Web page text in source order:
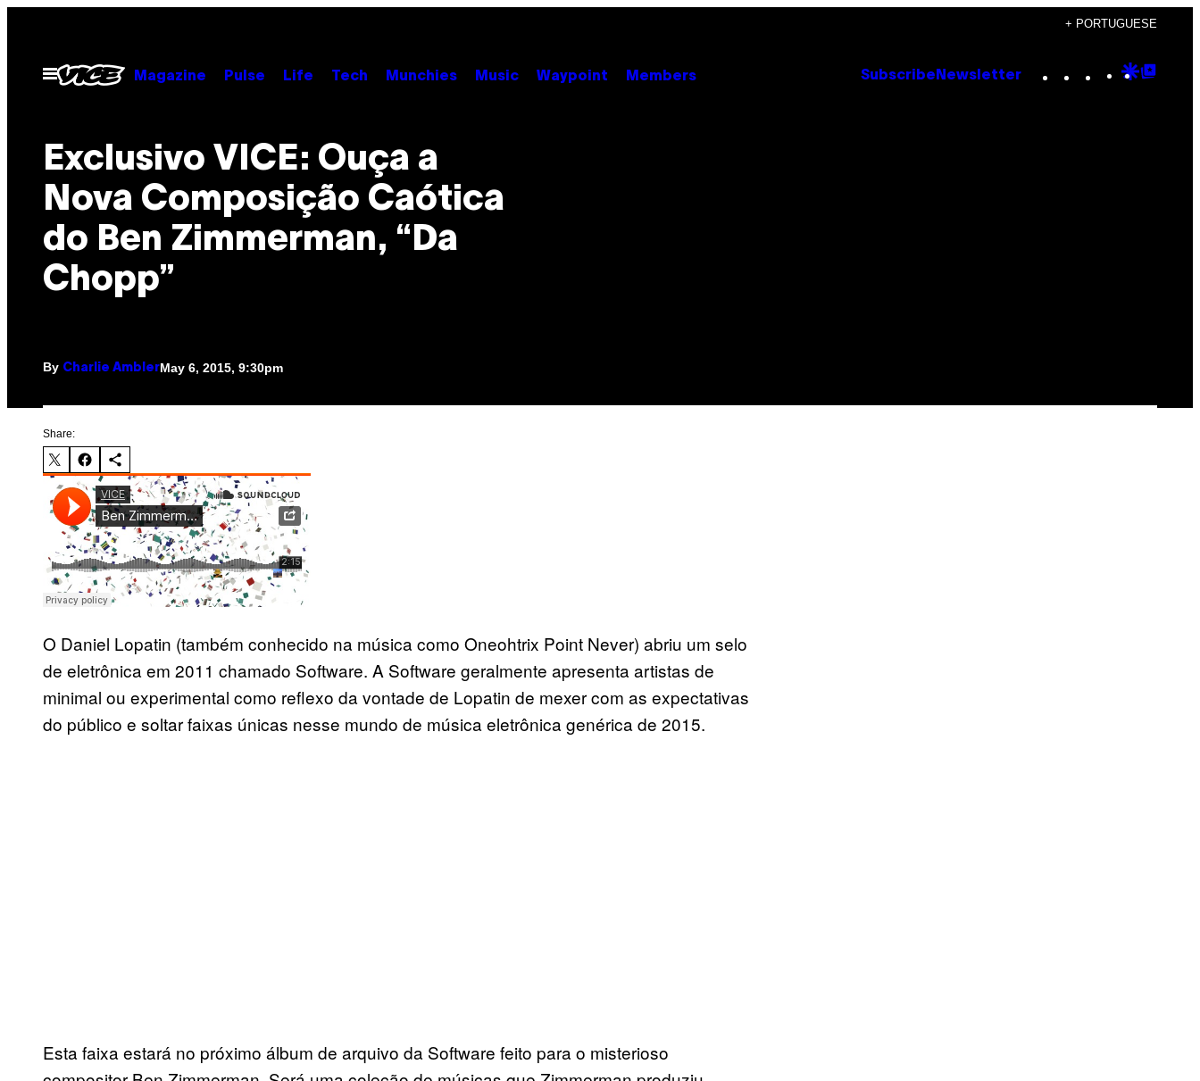
content
+ PORTUGUESE
Open
Menu
Magazine Pulse Life Tech Munchies Music Waypoint Members Subscribe Newsletter Instagram
TikTok
YouTube
Google
Exclusivo VICE: Ouça a
Nova Composição Caótica
do Ben Zimmerman, “Da
Chopp”
By Charlie AmblerMay 6, 2015, 9:30pm
Share:
O Daniel Lopatin (também conhecido na música como Oneohtrix Point Never) abriu um selo
de eletrônica em 2011 chamado Software. A Software geralmente apresenta artistas de
minimal ou experimental como reflexo da vontade de Lopatin de mexer com as expectativas
do público e soltar faixas únicas nesse mundo de música eletrônica genérica de 2015.
Esta faixa estará no próximo álbum de arquivo da Software feito para o misterioso